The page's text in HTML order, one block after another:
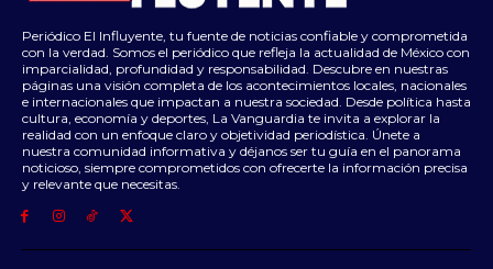
Periódico El Influyente, tu fuente de noticias confiable y comprometida
con la verdad. Somos el periódico que refleja la actualidad de México con
imparcialidad, profundidad y responsabilidad. Descubre en nuestras
páginas una visión completa de los acontecimientos locales, nacionales
e internacionales que impactan a nuestra sociedad. Desde política hasta
cultura, economía y deportes, La Vanguardia te invita a explorar la
realidad con un enfoque claro y objetividad periodística. Únete a
nuestra comunidad informativa y déjanos ser tu guía en el panorama
noticioso, siempre comprometidos con ofrecerte la información precisa
y relevante que necesitas.